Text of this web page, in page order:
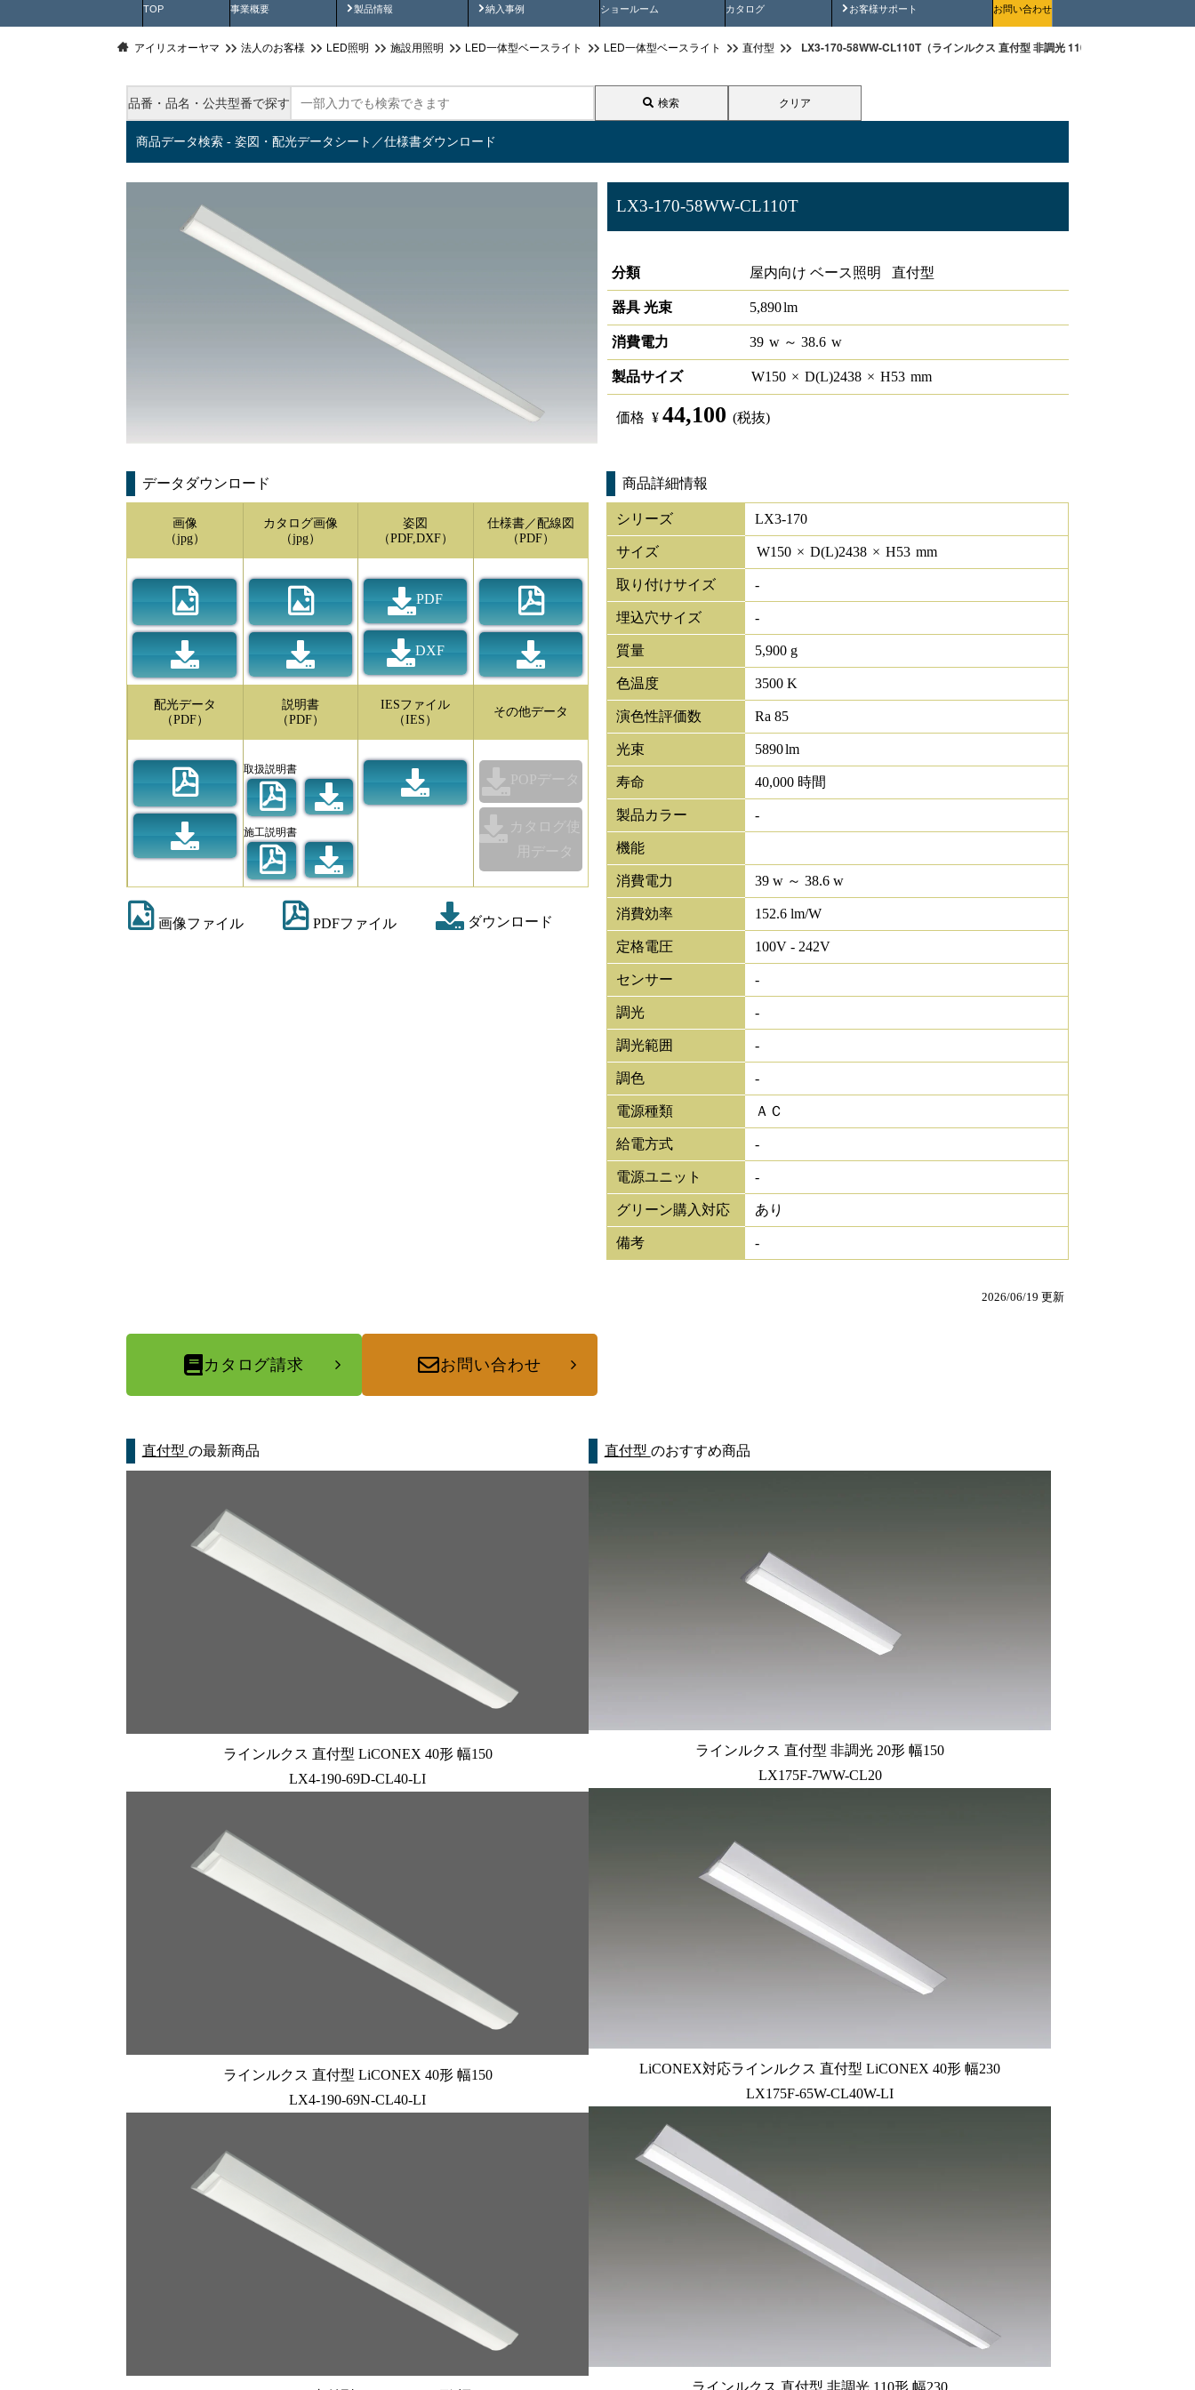
TOP 事業概要 製品情報
製品動画 納入事例
納入事例動画 ショールーム カタログ お客様サポート
安全にご使用いただくためにお問い合わせ
アイリスオーヤマ 法人のお客様 LED照明 施設用照明 LED一体型ベースライト LED一体型ベースライト 直付型 LX3-170-58WW-CL110T（ラインルクス 直付型 非調光 110形 幅150 ）
品番・品名・公共型番で探す 検索 クリア
商品データ検索 - 姿図・配光データシート／仕様書ダウンロード
LX3-170-58WW-CL110T
分類
屋内向け ベース照明 直付型
器具 光束 5,890lm
消費電力 39 w ～ 38.6 w
製品サイズ W150 × D(L)2438 × H53 mm
価格 ¥ 44,100 (税抜)
データダウンロード
画像
（jpg）
カタログ画像
（jpg）
姿図
（PDF,DXF）
PDF
DXF
仕様書／配線図
（PDF）
配光データ
（PDF）
説明書
（PDF）
取扱説明書
施工説明書
IESファイル
（IES）
その他データ
POPデータ
カタログ使
用データ
画像ファイル PDFファイル ダウンロード
商品詳細情報
シリーズ LX3-170
サイズ W150 × D(L)2438 × H53 mm
取り付けサイズ -
埋込穴サイズ -
質量 5,900 g
色温度 3500 K
演色性評価数 Ra 85
光束 5890lm
寿命 40,000 時間
製品カラー -
機能
消費電力 39 w ～ 38.6 w
消費効率 152.6 lm/W
定格電圧 100V - 242V
センサー -
調光 -
調光範囲 -
調色 -
電源種類 ＡＣ
給電方式 -
電源ユニット -
グリーン購入対応 あり
備考 -
2026/06/19 更新
カタログ請求 お問い合わせ
直付型 の最新商品
ラインルクス 直付型 LiCONEX 40形 幅150
LX4-190-69D-CL40-LI
ラインルクス 直付型 LiCONEX 40形 幅150
LX4-190-69N-CL40-LI
直付型 のおすすめ商品
ラインルクス 直付型 非調光 20形 幅150
LX175F-7WW-CL20
LiCONEX対応ラインルクス 直付型 LiCONEX 40形 幅230
LX175F-65W-CL40W-LI
ラインルクス 直付型 非調光 110形 幅230